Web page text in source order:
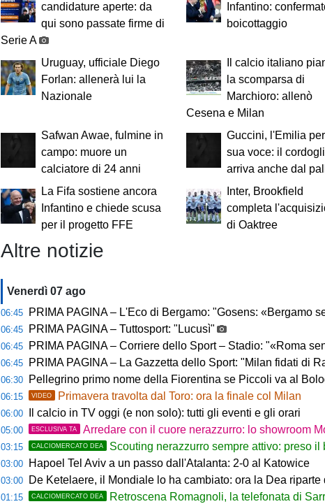
candidature aperte: da
qui sono passate firme di
Serie A
Infantino:
boicottaggio
Uruguay, ufficiale Diego
Forlan: allenerà lui la
Nazionale
Il calcio italiano
la scomparsa di
Marchioro: allenò
Cesena e Milan
Safwan Awae, fulmine in
campo: muore un
calciatore di 24 anni
Guccini, l'Emilia
sua voce: il
arriva anche dal
La Fifa sostiene ancora
Infantino e chiede scusa
per il progetto FFE
Inter, Brookfield
completa
di Oaktree
Altre notizie
Venerdì 07 ago
06:45 PRIMA PAGINA – L'Eco di Bergamo: "Gosens: «Bergamo sempre casa mia. Incuriosito da
06:45 PRIMA PAGINA – Tuttosport: "Lucusì"
06:45 PRIMA PAGINA – Corriere dello Sport – Stadio: "«Roma senza
06:45 PRIMA PAGINA – La Gazzetta dello Sport: "Milan fidati di
06:30 Pellegrino primo nome della Fiorentina se Piccoli va al
06:15 VIDEO Primavera travolta dal Toro: ora la finale col Milan
06:00 Il calcio in TV oggi (e non solo): tutti gli eventi e gli orari
05:00 ESCLUSIVA TA Arredare con il cuore nerazzurro: lo showroom Mobilmondo a Osio Sotto. Quando essere di fede
03:15 CALCIOMERCATO DEA Scouting nerazzurro sempre attivo: preso il baby difensore 2010
03:00 Hapoel Tel Aviv a un passo dall'Atalanta: 2-0 al Katowice
03:00 De Ketelaere, il Mondiale lo ha cambiato: ora la Dea riparte da
01:15 CALCIOMERCATO DEA Retroscena Romagnoli, la telefonata di Sarri: "Vieni con me a